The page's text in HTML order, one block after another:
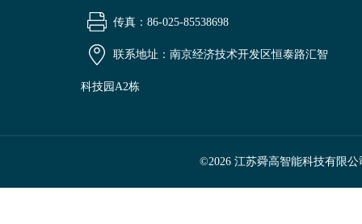
传真：86-025-85538698
联系地址：南京经济技术开发区恒泰路汇智
科技园A2栋
©2026 江苏舜高智能科技有限